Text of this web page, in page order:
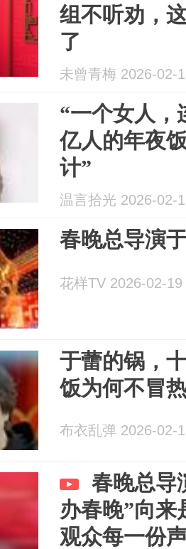
组不听劝，
了
未曾青梅 2026-02-
“一个女人，
亿人的年夜
计”
温言拾光 2026-02-
春晚总导演
花样TV 2026-02-19
于蕾的锅，
饭为何不冒
布衣乱弹 2026-02-
春晚总导
办春晚”向来
观众每一份